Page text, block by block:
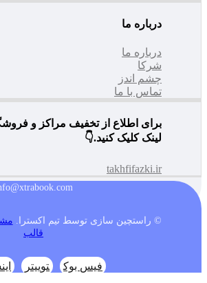
درباره ما
درباره ما
شرکا
چشم اندز
تماس با ما
برای اطلاع از تخفیف مراکز و
لینک کلیک کنید.👇
takhfifazki.ir
© راستچین سازی توسط تیم اکسترا.
قالب
فیس بوک توییتر